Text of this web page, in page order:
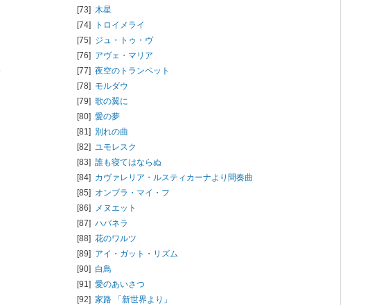
[73] 木星
[74]
トロイメライ
[75] ジュ・トゥ・ヴ
[76] アヴェ・マリア
[77] 夜空のトランペット
[78] モルダウ
[79] 歌の翼に
[80] 愛の夢
[81] 別れの曲
[82] ユモレスク
[83] 誰も寝てはならぬ
[84] カヴァレリア・ルスティカーナより間奏曲
[85] オンブラ・マイ・フ
[86] メヌエット
[87] ハバネラ
[88] 花のワルツ
[89] アイ・ガット・リズム
[90] 白鳥
[91] 愛のあいさつ
[92] 家路 「新世界より」